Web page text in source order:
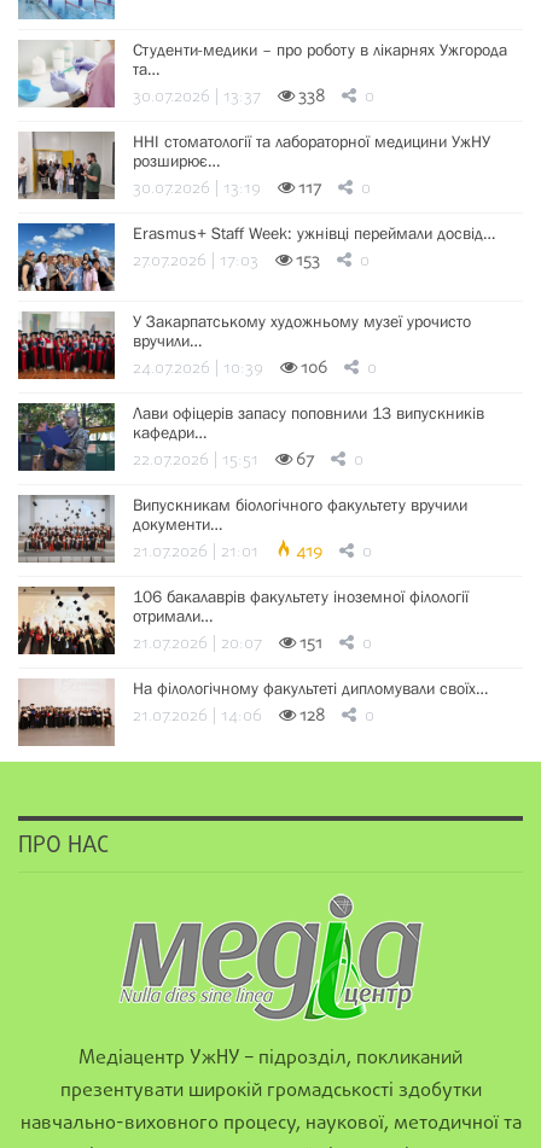
Студенти-медики – про роботу в лікарнях Ужгорода
та…
30.07.2026 | 13:37 338 0
ННІ стоматології та лабораторної медицини УжНУ
розширює…
30.07.2026 | 13:19 117 0
Erasmus+ Staff Week: ужнівці переймали досвід…
27.07.2026 | 17:03 153 0
У Закарпатському художньому музеї урочисто
вручили…
24.07.2026 | 10:39 106 0
Лави офіцерів запасу поповнили 13 випускників
кафедри…
22.07.2026 | 15:51 67 0
Випускникам біологічного факультету вручили
документи…
21.07.2026 | 21:01 419 0
106 бакалаврів факультету іноземної філології
отримали…
21.07.2026 | 20:07 151 0
На філологічному факультеті дипломували своїх…
21.07.2026 | 14:06 128 0
ПРО НАС
Медіацентр УжНУ – підрозділ, покликаний
презентувати широкій громадськості здобутки
навчально-виховного процесу, наукової, методичної та